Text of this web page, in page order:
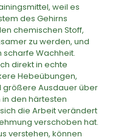
weil es
des Gehirns
chemischen Stoff,
zu werden, und
Wachheit.
direkt in echte
Hebeübungen,
größere Ausdauer über
in den härtesten
die Arbeit verändert
verschoben hat.
verstehen, können